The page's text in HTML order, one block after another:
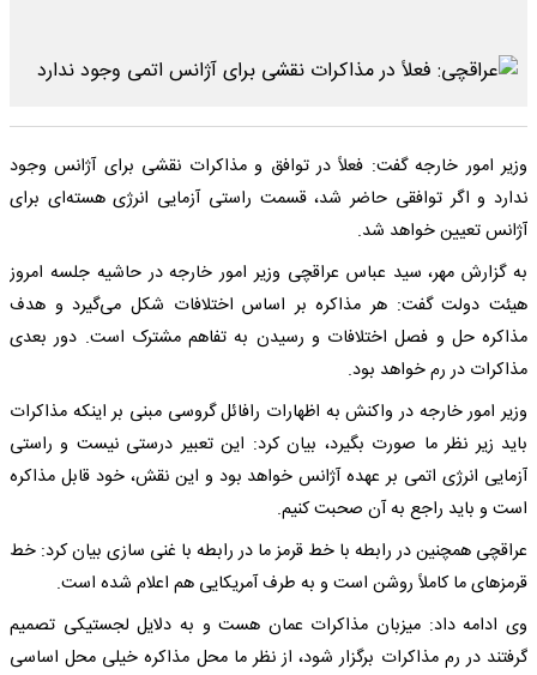
وزیر امور خارجه گفت: فعلاً در توافق و مذاکرات نقشی برای آژانس وجود
ندارد و اگر توافقی حاضر شد، قسمت راستی آزمایی انرژی هسته‌ای برای
آژانس تعیین خواهد شد.
به گزارش مهر، سید عباس عراقچی وزیر امور خارجه در حاشیه جلسه امروز
هیئت دولت گفت: هر مذاکره بر اساس اختلافات شکل می‌گیرد و هدف
مذاکره حل و فصل اختلافات و رسیدن به تفاهم مشترک است. دور بعدی
مذاکرات در رم خواهد بود.
وزیر امور خارجه در واکنش به اظهارات رافائل گروسی مبنی بر اینکه مذاکرات
باید زیر نظر ما صورت بگیرد، بیان کرد: این تعبیر درستی نیست و راستی
آزمایی انرژی اتمی بر عهده آژانس خواهد بود و این نقش، خود قابل مذاکره
است و باید راجع به آن صحبت کنیم.
عراقچی همچنین در رابطه با خط قرمز ما در رابطه با غنی سازی بیان کرد: خط
قرمزهای ما کاملاً روشن است و به طرف آمریکایی هم اعلام شده است.
وی ادامه داد: میزبان مذاکرات عمان هست و به دلایل لجستیکی تصمیم
گرفتند در رم مذاکرات برگزار شود، از نظر ما محل مذاکره خیلی محل اساسی